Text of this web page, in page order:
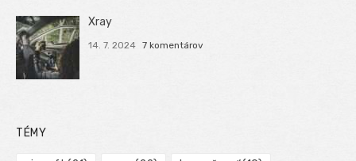
Xray
14. 7. 2024 7 komentárov
TÉMY